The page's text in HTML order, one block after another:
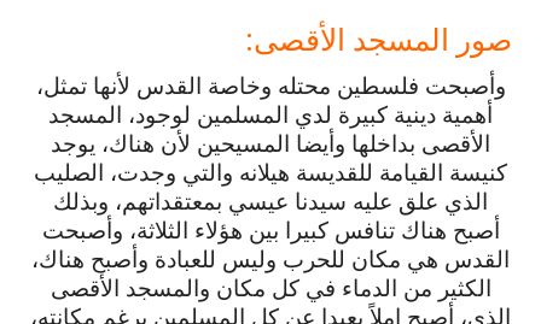
صور المسجد الأقصى:
وأصبحت فلسطين محتله وخاصة القدس لأنها تمثل،
أهمية دينية كبيرة لدي المسلمين لوجود، المسجد
الأقصى بداخلها وأيضا المسيحين لأن هناك، يوجد
كنيسة القيامة للقديسة هيلانه والتي وجدت، الصليب
الذي علق عليه سيدنا عيسي بمعتقداتهم، وبذلك
أصبح هناك تنافس كبيرا بين هؤلاء الثلاثة، وأصبحت
القدس هي مكان للحرب وليس للعبادة وأصبح هناك،
الكثير من الدماء في كل مكان والمسجد الأقصى
الذي، أصبح املاً بعيدا عن كل المسلمين برغم مكانته،